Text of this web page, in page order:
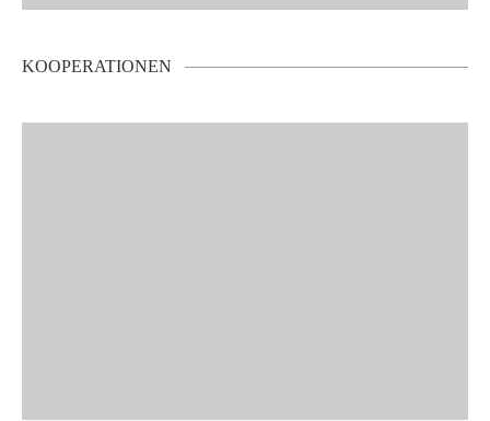
KOOPERATIONEN